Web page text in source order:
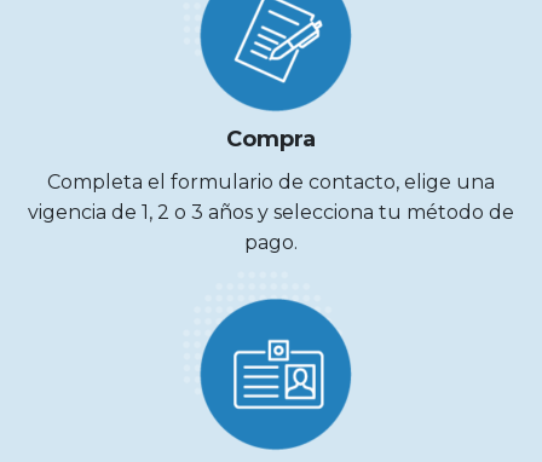
Compra
Completa el formulario de contacto, elige una
vigencia de 1, 2 o 3 años y selecciona tu método de
pago.